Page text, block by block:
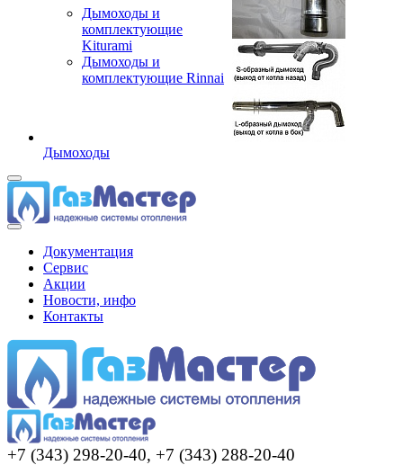
Дымоходы и
комплектующие
Kiturami
Дымоходы и
комплектующие Rinnai
Дымоходы
Документация
Сервис
Акции
Новости, инфо
Контакты
+7 (343) 298-20-40, +7 (343) 288-20-40